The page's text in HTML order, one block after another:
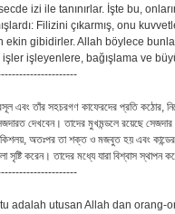
izi ile tanınırlar. İşte bu,
Filizini çıkarmış, onu
ekin gibidirler. Allah böylece
işler işleyenlere, bağışlama ve
এবং তাঁর সহচরগণ কাফেরদের প্রতি কঠোর,
দেখবেন। তাদের মুখমন্ডলে রয়েছে
কিশলয়, অতঃপর তা শক্ত ও মজবুত হয় এবং
সৃষ্টি করেন। তাদের মধ্যে যারা বিশ্বাস
adalah utusan Allah dan